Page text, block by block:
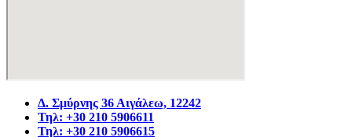
Δ. Σμύρνης 36 Αιγάλεω, 12242
Τηλ: +30 210 5906611
Τηλ: +30 210 5906615